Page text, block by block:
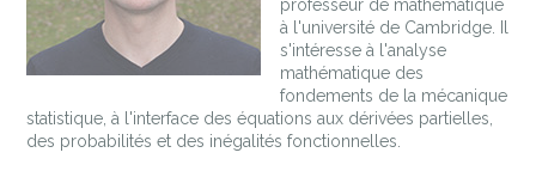
professeur de mathématique
à l'université de Cambridge. Il
s'intéresse à l'analyse
mathématique des
fondements de la mécanique
statistique, à l'interface des équations aux dérivées partielles,
des probabilités et des inégalités fonctionnelles.